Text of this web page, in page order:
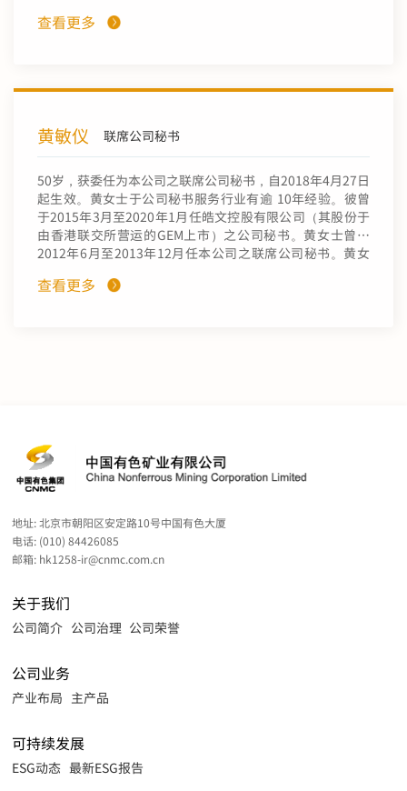
部门主任，负责中石油长城钻探的行政及营运事务。朱先生
得经济学学士学位及公共管理硕士学位，并于中国政法大学
获法学博士学位。朱先生同时持有中国资产管理协会颁发的
基金从业资格和上海证券交易所颁发的上市公司董事会秘书
资格。
查看更多
黄敏仪 联席公司秘书
50岁，获委任为本公司之联席公司秘书，自2018年4月27日
起生效。黄女士于公司秘书服务行业有逾 10年经验。彼曾
于2015年3月至2020年1月任皓文控股有限公司（其股份于
由香港联交所营运的GEM上市）之公司秘书。黄女士曾于
2012年6月至2013年12月任本公司之联席公司秘书。黄女
理）学位，并于2009年取得专业会计与企业管治学硕士学
查看更多
地址:北京市朝阳区安定路10号中国有色大厦
电话: (010) 84426085
邮箱: hk1258-ir@cnmc.com.cn
关于我们
公司简介 公司治理 公司荣誉
公司业务
产业布局 主产品
可持续发展
ESG动态 最新ESG报告